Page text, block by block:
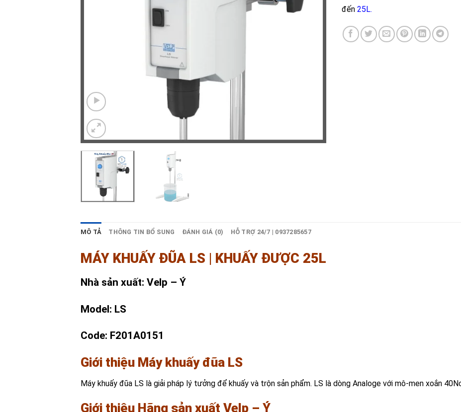
đến 25L.
MÔ TẢ THÔNG TIN BỔ SUNG ĐÁNH GIÁ (0) HỖ TRỢ 24/7 | 0937285657
MÁY KHUẤY ĐŨA LS | KHUẤY ĐƯỢC 25L
Nhà sản xuất: Velp – Ý
Model: LS
Code: F201A0151
Giới thiệu Máy khuấy đũa LS
Máy khuấy đũa LS là giải pháp lý tưởng để khuấy và trộn sản phẩm. LS là dòng Analoge với mô-men xoắn
Giới thiệu Hãng sản xuất Velp – Ý